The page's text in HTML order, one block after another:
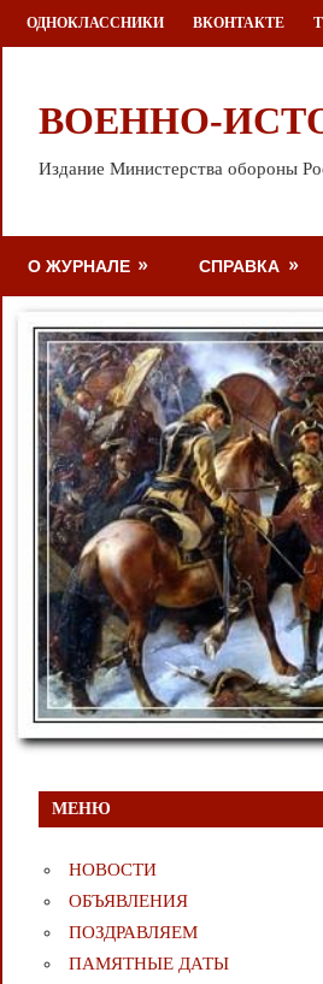
Перейти
к
ОДНОКЛАССНИКИ ВКОНТАКТЕ
ВОЕННО-
Издание Министерства обороны
О ЖУРНАЛЕ СПРАВКА
МЕНЮ
НОВОСТИ
ОБЪЯВЛЕНИЯ
ПОЗДРАВЛЯЕМ
ПАМЯТНЫЕ ДАТЫ